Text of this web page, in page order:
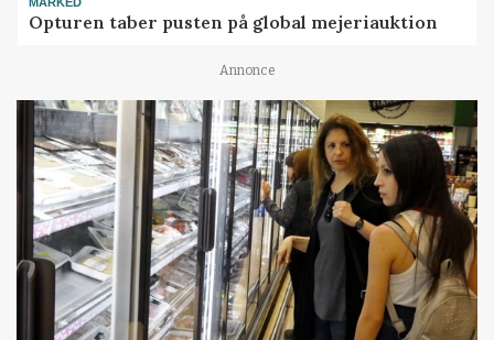
Opturen taber pusten på global mejeriauktion
Annonce